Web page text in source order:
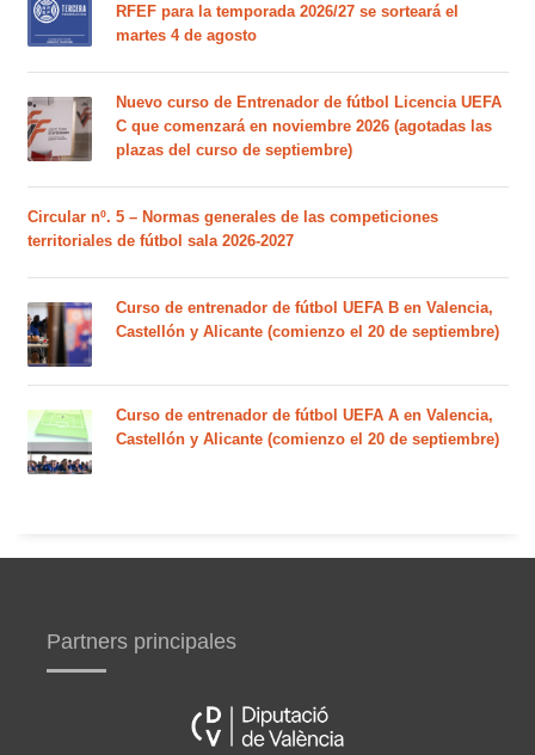
RFEF para la temporada 2026/27 se sorteará el
martes 4 de agosto
Nuevo curso de Entrenador de fútbol Licencia UEFA
C que comenzará en noviembre 2026 (agotadas las
plazas del curso de septiembre)
Circular nº. 5 – Normas generales de las competiciones
territoriales de fútbol sala 2026-2027
Curso de entrenador de fútbol UEFA B en Valencia,
Castellón y Alicante (comienzo el 20 de septiembre)
Curso de entrenador de fútbol UEFA A en Valencia,
Castellón y Alicante (comienzo el 20 de septiembre)
Partners principales